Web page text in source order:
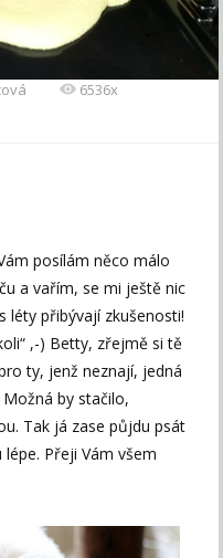
6536x
posílám něco málo
a vařím, se mi ještě nic
léty přibývají zkušenosti!
,-) Betty, zřejmě si tě
ty, jenž neznají, jedná
by stačilo,
Tak já zase půjdu psát
Přeji Vám všem